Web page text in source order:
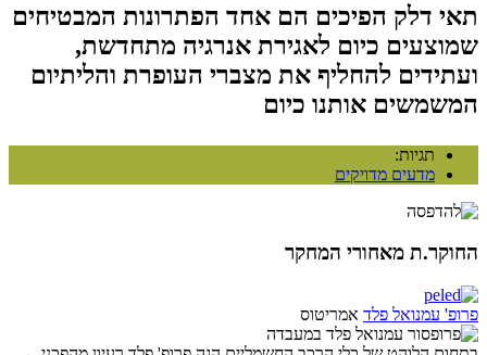
תאי דלק הפיכים הם אחד הפתרונות המבטיחים
שמוצעים כיום לאגירת אנרגיה מתחדשת,
ועתידים להחליף את מצברי העופרת והליתיום
המשמשים אותנו כיום
תגיות:
מדעים מדויקים
החוקר.ת מאחורי המחקר
פרופ' עמנואל פלד אמריטוס